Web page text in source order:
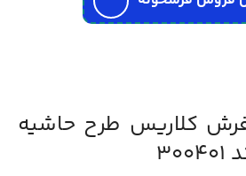
فرش کلاریس طرح حاشیه